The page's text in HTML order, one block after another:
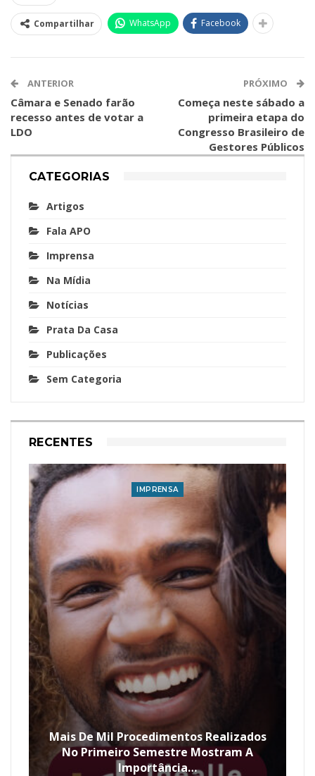
Compartilhar WhatsApp Facebook
ANTERIOR
Câmara e Senado farão
recesso antes de votar a
LDO
PRÓXIMO
Começa neste sábado a
primeira etapa do
Congresso Brasileiro de
Gestores Públicos
CATEGORIAS
Artigos
Fala APO
Imprensa
Na Mídia
Notícias
Prata Da Casa
Publicações
Sem Categoria
RECENTES
IMPRENSA
Mais De Mil Procedimentos Realizados
No Primeiro Semestre Mostram A
Importância…